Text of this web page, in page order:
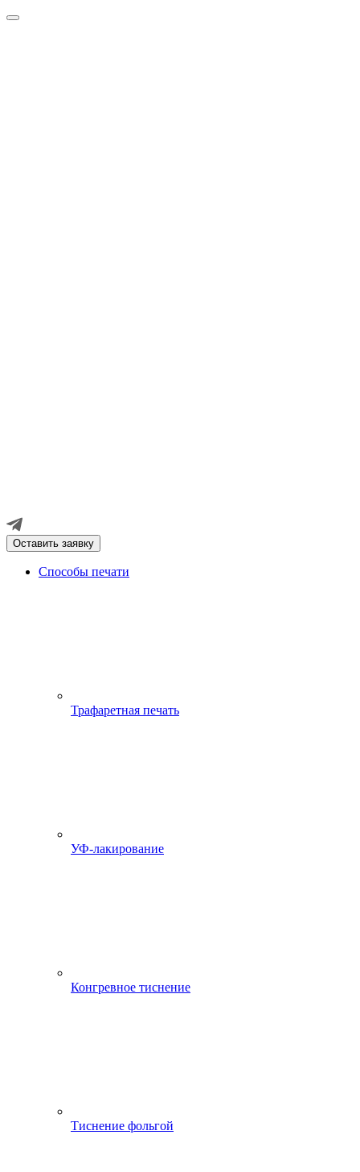
Оставить заявку
Способы печати
Трафаретная печать
УФ-лакирование
Конгревное тиснение
Тиснение фольгой